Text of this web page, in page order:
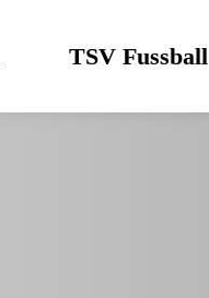
TSV Fussball